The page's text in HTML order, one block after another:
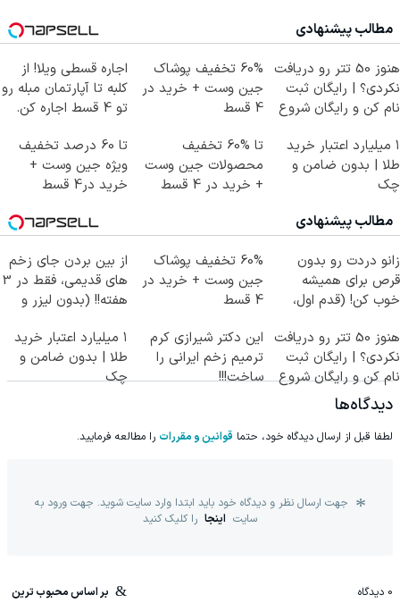
مطالب پیشنهادی
هنوز 50 تتر رو دریافت
نکردی؟ | رایگان ثبت
نام کن و رایگان شروع
60% تخفیف پوشاک
جین وست + خرید در
4 قسط
اجاره‌ قسطی ویلا! از
کلبه تا آپارتمان مبله رو
تو 4 قسط اجاره کن.
۱ میلیارد اعتبار خرید
طلا | بدون ضامن و
چک
تا %60 تخفیف
محصولات جین وست
+ خرید در 4 قسط
تا 60 درصد تخفیف
ویژه جین وست +
خرید در4 قسط
مطالب پیشنهادی
زانو دردت رو بدون
قرص برای همیشه
خوب کن! (قدم اول،
60% تخفیف پوشاک
جین وست + خرید در
4 قسط
از بین بردن جای زخم
های قدیمی، فقط در 3
هفته!! (بدون لیزر و
هنوز 50 تتر رو دریافت
نکردی؟ | رایگان ثبت
نام کن و رایگان شروع
کن!
این دکتر شیرازی کرم
ترمیم زخم ایرانی را
ساخت!!!
۱ میلیارد اعتبار خرید
طلا | بدون ضامن و
چک
دیدگاه‌ها
لطفا قبل از ارسال دیدگاه خود، حتما قوانین و مقررات را مطالعه فرمایید.
جهت ارسال نظر و دیدگاه خود باید ابتدا وارد سایت شوید. جهت ورود به
سایت اینجا را کلیک کنید
0 دیدگاه بر اساس محبوب ترین